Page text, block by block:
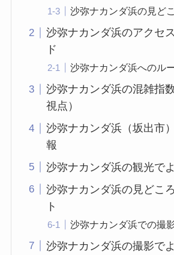
沙弥ナカンダ浜の見ど
沙弥ナカンダ浜のアクセ
ド
沙弥ナカンダ浜へのル
沙弥ナカンダ浜の混雑指
視点）
沙弥ナカンダ浜（坂出市
報
沙弥ナカンダ浜の観光で
沙弥ナカンダ浜の見どこ
ト
沙弥ナカンダ浜での撮
沙弥ナカンダ浜の撮影で